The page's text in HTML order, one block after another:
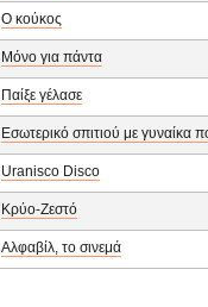
Ο κούκος
Μόνο για πάντα
Παίξε γέλασε
Εσωτερικό σπιτιού με γυναίκα
Uranisco Disco
Κρύο-Ζεστό
Αλφαβίλ, το σινεμά